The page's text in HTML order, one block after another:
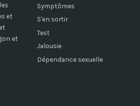
et
et
Symptômes
S'en sortir
Test
Jalousie
Dépendance sexuelle